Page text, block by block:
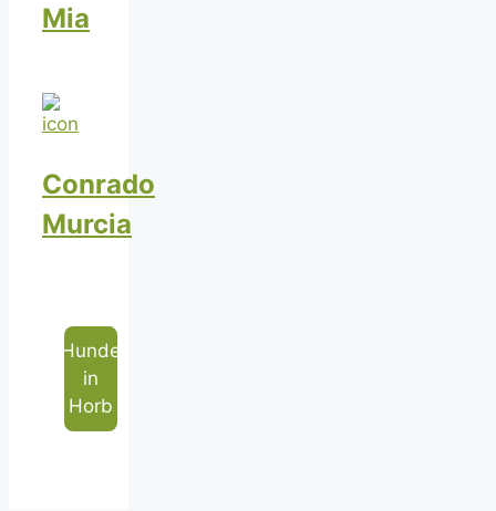
Mia
Conrado
Murcia
Hunde
in
Horb